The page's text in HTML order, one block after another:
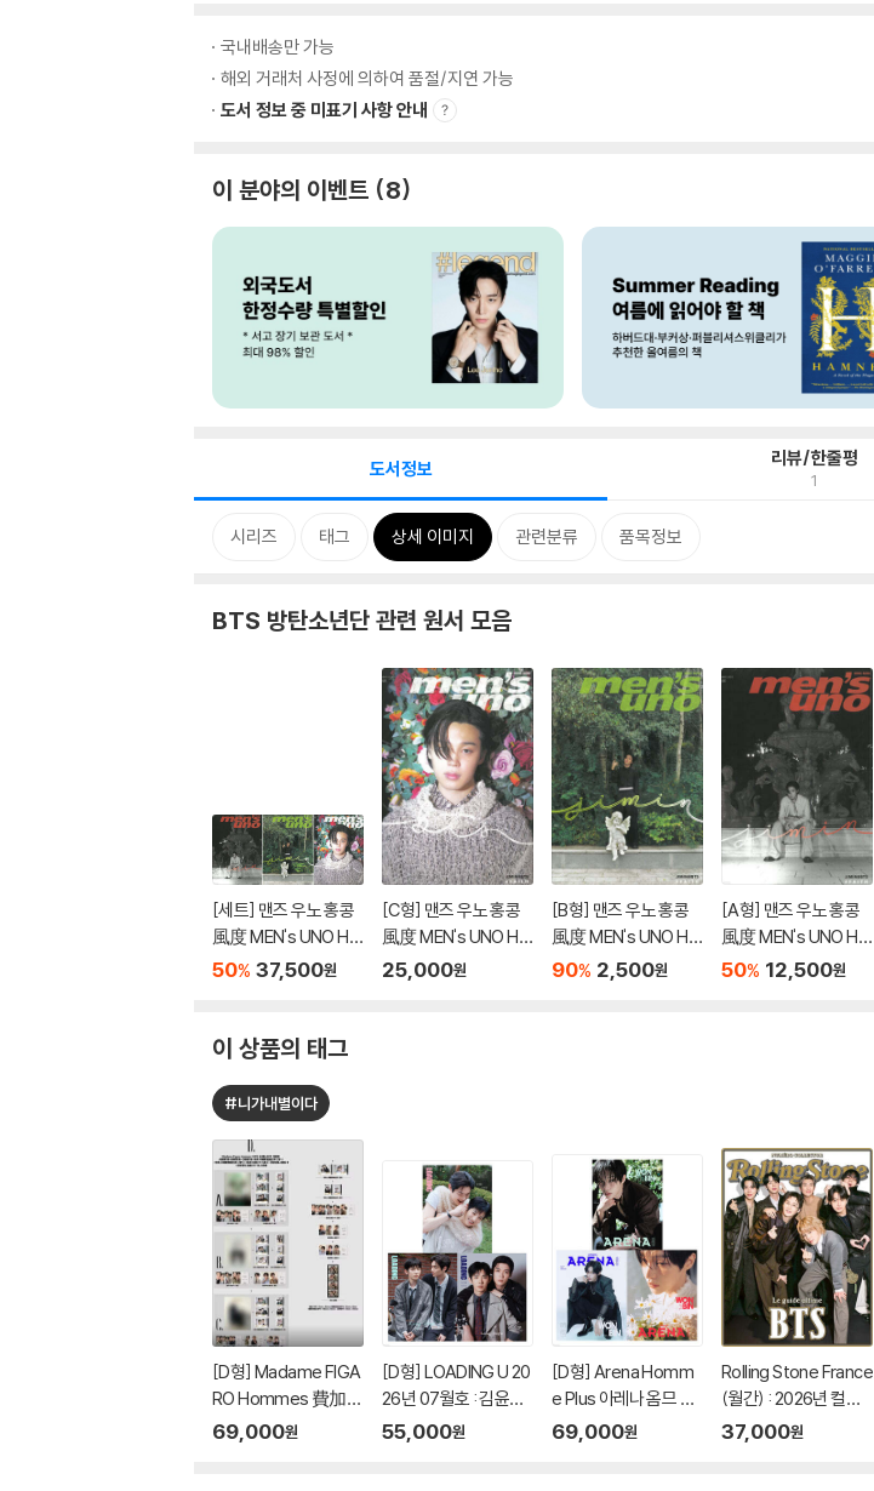
국내배송만 가능
해외 거래처 사정에 의하여 품절/지연 가능
도서 정보 중 미표기 사항 안내
이 분야의 이벤트 8
도서정보 리뷰/한줄평
1
시리즈 태그 상세 이미지 관련분류 품목정보
BTS 방탄소년단 관련 원서 모음
[세트] 맨즈 우노 홍콩
風度 MEN's UNO HK
2023년 12월 : BTS 지
50% 37,500원
[C형] 맨즈 우노 홍콩
風度 MEN's UNO HK
2023년 12월 : BTS 지
25,000원
[B형] 맨즈 우노 홍콩
風度 MEN's UNO HK
2023년 12월 : BTS 지
90% 2,500원
[A형] 맨즈 우노 홍콩
風度 MEN's UNO HK
2023년 12월 : BTS 지
50% 12,500원
이 상품의 태그
#니가내별이다
[D형] Madame FIGA
RO Hommes 費加
羅男士 마담 피가로 옴
69,000원
[D형] LOADING U 20
26년 07월호 : 김윤식
&박시우 커버 (A형 잡
55,000원
[D형] Arena Homm
e Plus 아레나 옴므 플
러스 중국 2026년 05
69,000원
Rolling Stone France
(월간) : 2026년 컬렉
터스 에디션 BTS 특집
37,000원